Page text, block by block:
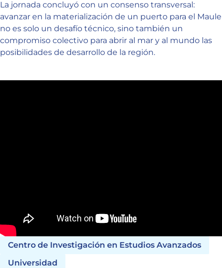
La jornada concluyó con un consenso transversal:
avanzar en la materialización de un puerto para el Maule
no es solo un desafío técnico, sino también un
compromiso colectivo para abrir al mar y al mundo las
posibilidades de desarrollo de la región.
Centro de Investigación en Estudios Avanzados
Universidad